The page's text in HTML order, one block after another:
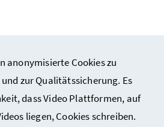
anonymisierte Cookies zu
zur Qualitätssicherung. Es
dass Video Plattformen, auf
liegen, Cookies schreiben.